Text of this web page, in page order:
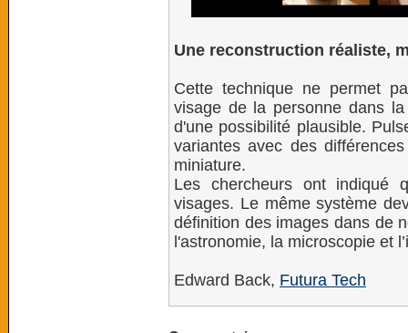
Une reconstruction réaliste,
Cette technique ne permet
visage de la personne dans
d'une possibilité plausible.
variantes avec des
miniature.
Les chercheurs ont indiqué
visages. Le même système
définition des images dans de
l'astronomie, la microscopie et
Edward Back, Futura Tech